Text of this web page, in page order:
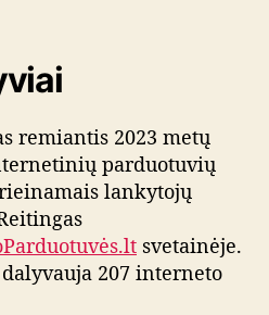
remiantis 2023 metų
parduotuvių
lankytojų
svetainėje.
207 interneto